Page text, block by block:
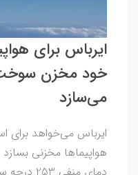
ایرباس برای
خود مخزن
می‌سازد
ایرباس می‌خواهد برای
هواپیماها مخزنی بسازد